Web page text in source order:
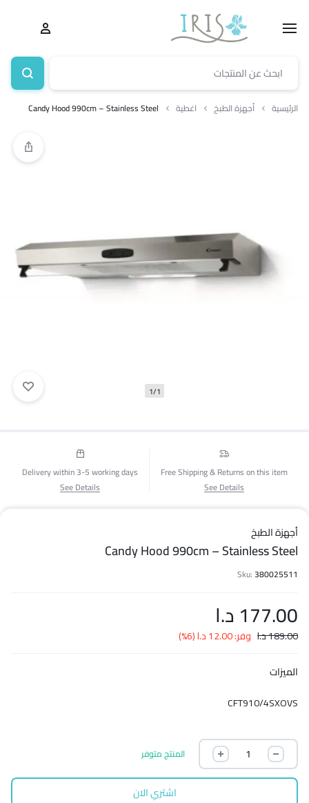
الرئيسية أجهزة الطبخ اغطية Candy Hood 990cm – Stainless Steel
1/1
Free Shipping & Returns on this item
See Details
Delivery within 3-5 working days
See Details
أجهزة الطبخ
Candy Hood 990cm – Stainless Steel
Sku:380025511
177.00 د.ا
189.00د.ا وفر:12.00د.ا(6%)
الميزات
CFT910/4SXOVS
المنتج متوفر
اشتري الان